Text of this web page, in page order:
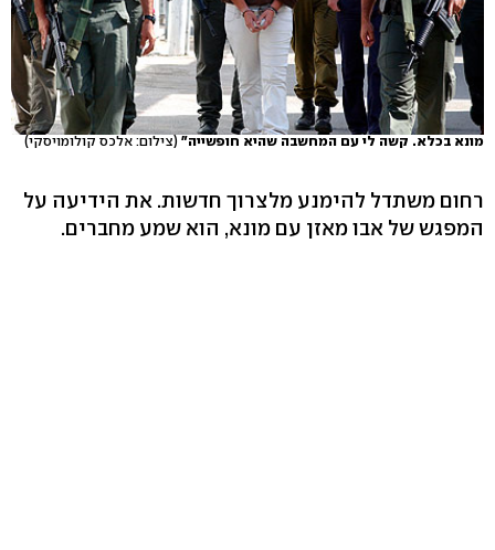
מונא בכלא. קשה לי עם המחשבה שהיא חופשייה" (צילום: אלכס קולומויסקי)
רחום משתדל להימנע מלצרוך חדשות. את הידיעה על
המפגש של אבו מאזן עם מונא, הוא שמע מחברים.